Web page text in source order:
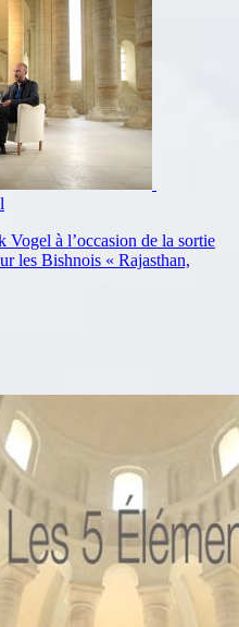
Vogel à l’occasion de la sortie
les Bishnois « Rajasthan,